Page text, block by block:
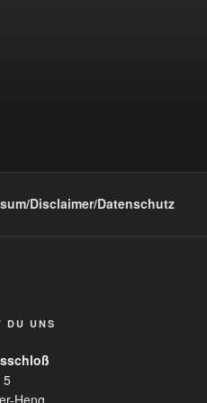
Disclaimer/Datenschutz
DU UNS
5
Heng